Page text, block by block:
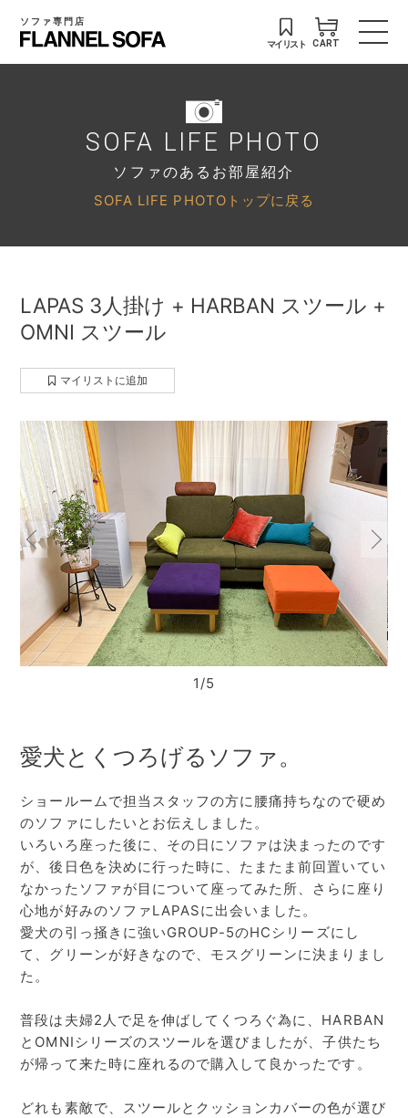
ソファ専門店
マイリスト CART
SOFA LIFE PHOTO
ソファのあるお部屋紹介
SOFA LIFE PHOTOトップに戻る
LAPAS 3人掛け + HARBAN スツール +
OMNI スツール
マイリストに追加
1/5
愛犬とくつろげるソファ。
ショールームで担当スタッフの方に腰痛持ちなので硬め
のソファにしたいとお伝えしました。
いろいろ座った後に、その日にソファは決まったのです
が、後日色を決めに行った時に、たまたま前回置いてい
なかったソファが目について座ってみた所、さらに座り
心地が好みのソファLAPASに出会いました。
愛犬の引っ掻きに強いGROUP-5のHCシリーズにし
て、グリーンが好きなので、モスグリーンに決まりまし
た。
普段は夫婦2人で足を伸ばしてくつろぐ為に、HARBAN
とOMNIシリーズのスツールを選びましたが、子供たち
が帰って来た時に座れるので購入して良かったです。
どれも素敵で、スツールとクッションカバーの色が選び